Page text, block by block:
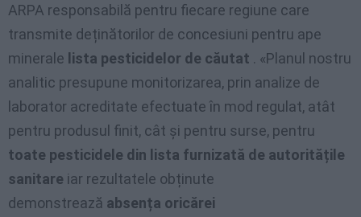
ARPA responsabilă pentru fiecare regiune care
transmite deținătorilor de concesiuni pentru ape
minerale lista pesticidelor de căutat . «Planul nostru
analitic presupune monitorizarea, prin analize de
laborator acreditate efectuate în mod regulat, atât
pentru produsul finit, cât și pentru surse, pentru
toate pesticidele din lista furnizată de autoritățile
sanitare iar rezultatele obținute
demonstrează absența oricărei